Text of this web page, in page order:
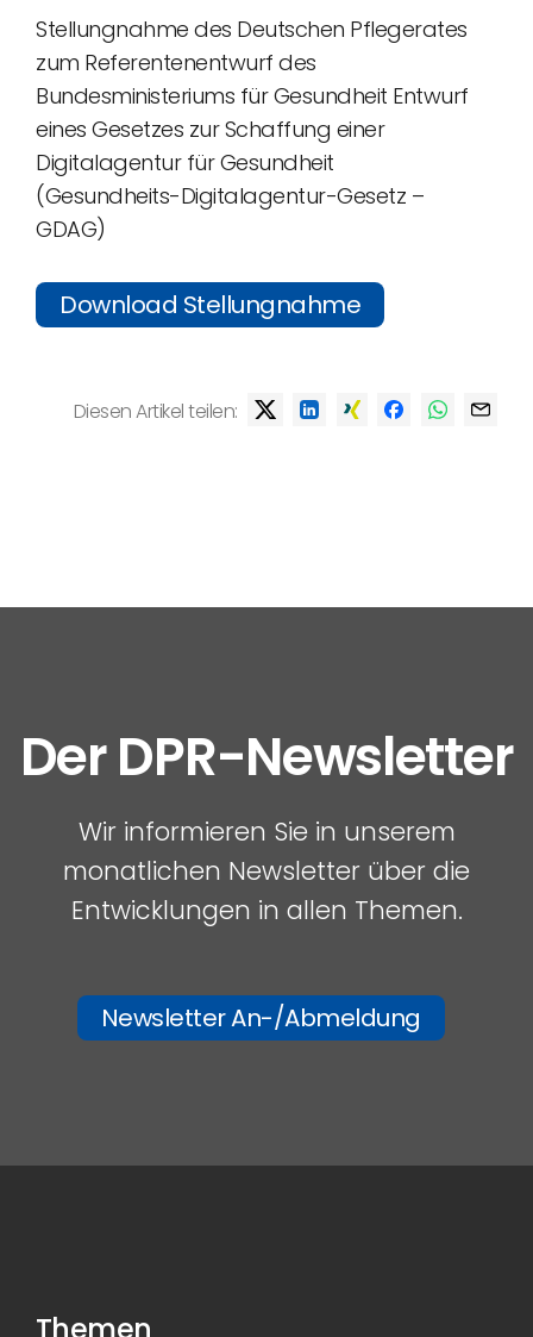
Stellungnahme des Deutschen Pflegerates
zum Referentenentwurf des
Bundesministeriums für Gesundheit Entwurf
eines Gesetzes zur Schaffung einer
Digitalagentur für Gesundheit
(Gesundheits-Digitalagentur-Gesetz –
GDAG)
Download Stellungnahme
Diesen Artikel teilen:
Der DPR-Newsletter
Wir informieren Sie in unserem
monatlichen Newsletter über die
Entwicklungen in allen Themen.
Newsletter An-/Abmeldung